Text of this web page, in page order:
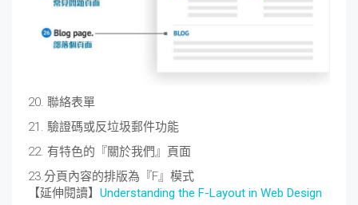
20. 聯絡表單
21. 驗證碼或反垃圾郵件功能
22. 有特色的『關於我們』頁面
23.分頁內容的排版為『F』模式
【延伸閱讀】 Understanding the F-Layout in Web Design